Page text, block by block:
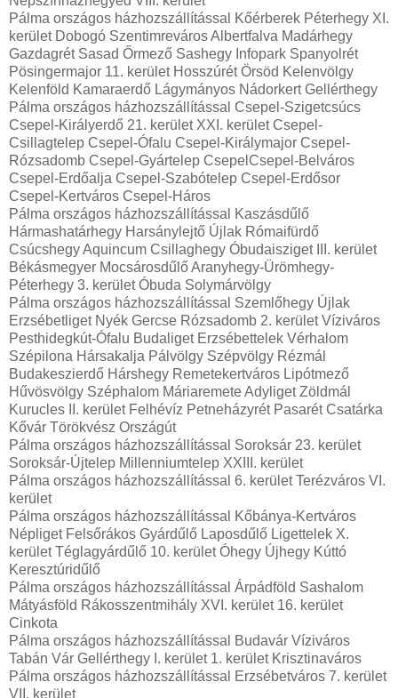
Pálma országos házhozszállítással Kőérberek Péterhegy XI.
kerület Dobogó Szentimreváros Albertfalva Madárhegy
Gazdagrét Sasad Őrmező Sashegy Infopark Spanyolrét
Pösingermajor 11. kerület Hosszúrét Örsöd Kelenvölgy
Kelenföld Kamaraerdő Lágymányos Nádorkert Gellérthegy
Pálma országos házhozszállítással Csepel-Szigetcsúcs
Csepel-Királyerdő 21. kerület XXI. kerület Csepel-
Csillagtelep Csepel-Ófalu Csepel-Királymajor Csepel-
Rózsadomb Csepel-Gyártelep CsepelCsepel-Belváros
Csepel-Erdőalja Csepel-Szabótelep Csepel-Erdősor
Csepel-Kertváros Csepel-Háros
Pálma országos házhozszállítással Kaszásdűlő
Hármashatárhegy Harsánylejtő Újlak Rómaifürdő
Csúcshegy Aquincum Csillaghegy Óbudaisziget III. kerület
Békásmegyer Mocsárosdűlő Aranyhegy-Ürömhegy-
Péterhegy 3. kerület Óbuda Solymárvölgy
Pálma országos házhozszállítással Szemlőhegy Újlak
Erzsébetliget Nyék Gercse Rózsadomb 2. kerület Víziváros
Pesthidegkút-Ófalu Budaliget Erzsébettelek Vérhalom
Szépilona Hársakalja Pálvölgy Szépvölgy Rézmál
Budakeszierdő Hárshegy Remetekertváros Lipótmező
Hűvösvölgy Széphalom Máriaremete Adyliget Zöldmál
Kurucles II. kerület Felhévíz Petneházyrét Pasarét Csatárka
Kővár Törökvész Országút
Pálma országos házhozszállítással Soroksár 23. kerület
Soroksár-Újtelep Millenniumtelep XXIII. kerület
Pálma országos házhozszállítással 6. kerület Terézváros VI.
kerület
Pálma országos házhozszállítással Kőbánya-Kertváros
Népliget Felsőrákos Gyárdűlő Laposdűlő Ligettelek X.
kerület Téglagyárdűlő 10. kerület Óhegy Újhegy Kúttó
Keresztúridűlő
Pálma országos házhozszállítással Árpádföld Sashalom
Mátyásföld Rákosszentmihály XVI. kerület 16. kerület
Cinkota
Pálma országos házhozszállítással Budavár Víziváros
Tabán Vár Gellérthegy I. kerület 1. kerület Krisztinaváros
Pálma országos házhozszállítással Erzsébetváros 7. kerület
VII. kerület